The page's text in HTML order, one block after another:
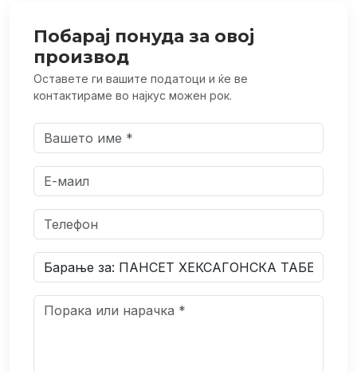
Побарај понуда за овој
производ
Оставете ги вашите податоци и ќе ве
контактираме во најкус можен рок.